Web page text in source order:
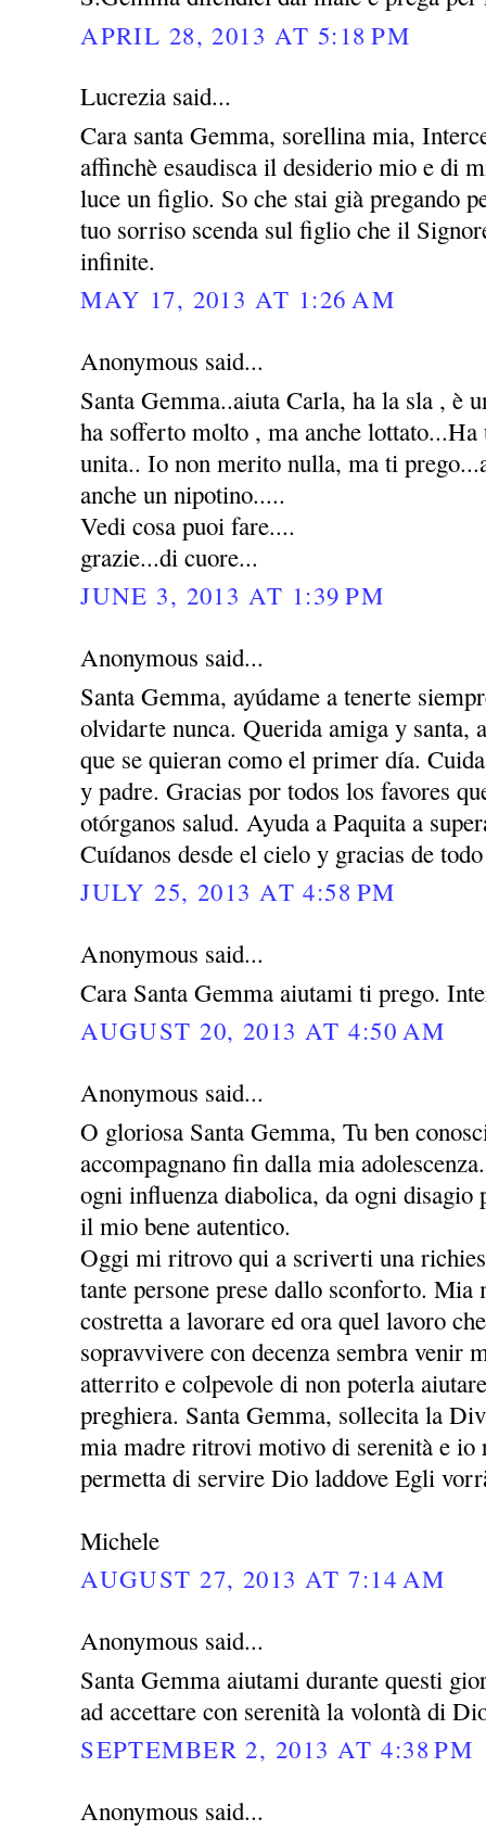
APRIL 28, 2013 AT 5:18 PM
Lucrezia said...
Cara santa Gemma, sorellina mia,
affinchè esaudisca il desiderio mio e di
luce un figlio. So che stai già pregando
tuo sorriso scenda sul figlio che il
infinite.
MAY 17, 2013 AT 1:26 AM
Anonymous said...
Santa Gemma..aiuta Carla, ha la sla , è
ha sofferto molto , ma anche
unita.. Io non merito nulla, ma ti
anche un nipotino.....
Vedi cosa puoi fare....
grazie...di cuore...
JUNE 3, 2013 AT 1:39 PM
Anonymous said...
Santa Gemma, ayúdame a tenerte
olvidarte nunca. Querida amiga y santa,
que se quieran como el primer día.
y padre. Gracias por todos los favores
otórganos salud. Ayuda a Paquita a
Cuídanos desde el cielo y gracias de
JULY 25, 2013 AT 4:58 PM
Anonymous said...
Cara Santa Gemma aiutami ti prego.
AUGUST 20, 2013 AT 4:50 AM
Anonymous said...
O gloriosa Santa Gemma, Tu ben
accompagnano fin dalla mia
ogni influenza diabolica, da ogni disagio
il mio bene autentico.
Oggi mi ritrovo qui a scriverti una
tante persone prese dallo sconforto. Mia
costretta a lavorare ed ora quel lavoro
sopravvivere con decenza sembra venir
atterrito e colpevole di non poterla
preghiera. Santa Gemma, sollecita la
mia madre ritrovi motivo di serenità e
permetta di servire Dio laddove Egli
Michele
AUGUST 27, 2013 AT 7:14 AM
Anonymous said...
Santa Gemma aiutami durante questi
ad accettare con serenità la volontà di
SEPTEMBER 2, 2013 AT 4:38 PM
Anonymous said...